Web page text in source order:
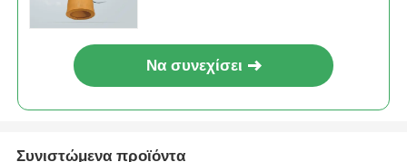
10.0 kVA PP μηχανή